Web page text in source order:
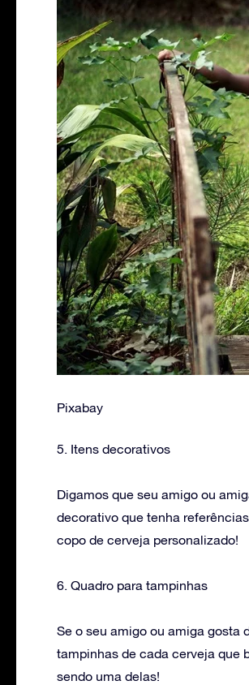
Pixabay
5. Itens decorativos
Digamos que seu amigo ou
decorativo que tenha
copo de cerveja personalizado!
6. Quadro para tampinhas
Se o seu amigo ou amiga gosta
tampinhas de cada cerveja que
sendo uma delas!